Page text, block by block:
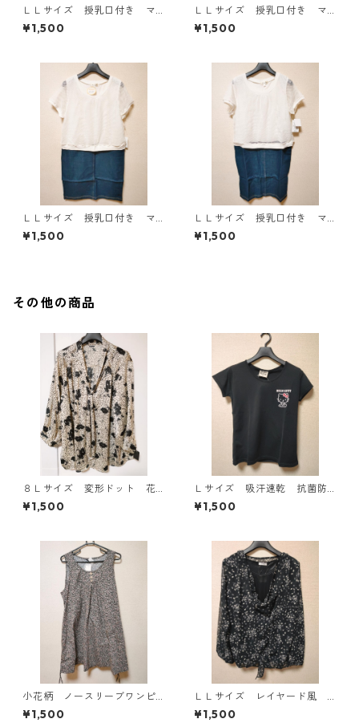
ＬＬサイズ 授乳口付き マ
タニティ ドッキングワンピ
ース ホワイト×ブルー KAE
¥1,500
ＬＬサイズ 授乳口付き マ
タニティ ドッキングワンピ
ース ホワイト×ブルー KAE
¥1,500
ＬＬサイズ 授乳口付き マ
タニティ ドッキングワンピ
ース ホワイト×ブルー KAE
¥1,500
ＬＬサイズ 授乳口付き マ
タニティ ドッキングワンピ
ース ホワイト×ブルー KAE
¥1,500
その他の商品
８Ｌサイズ 変形ドット 花
柄 ボウタイブラウス オフ
ホワイト KAE-4769
¥1,500
Ｌサイズ 吸汗速乾 抗菌防
臭・消臭 ハローキティ ド
ライメッシュＴシャツ ブラ
¥1,500
小花柄 ノースリーブワンピ
ース ４Ｌ ブラック KAE-
4819
¥1,500
ＬＬサイズ レイヤード風
シフォンブラウス ブラッ
ク KAE-4786
¥1,500